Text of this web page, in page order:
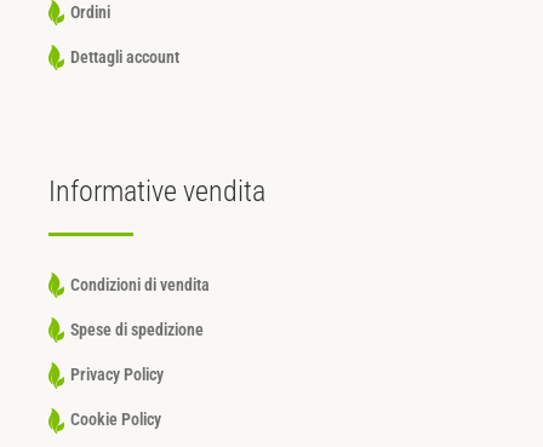
Ordini
Dettagli account
Informative vendita
Condizioni di vendita
Spese di spedizione
Privacy Policy
Cookie Policy